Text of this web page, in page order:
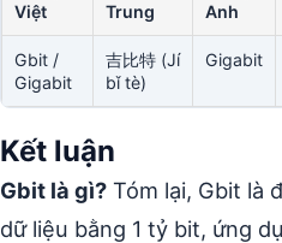
Việt
Trung
Anh
Gbit /
Gigabit
吉比特 (Jí
bǐ tè)
Gigabit
Kết luận
Gbit là gì? Tóm lại, Gbit là
dữ liệu bằng 1 tỷ bit, ứng